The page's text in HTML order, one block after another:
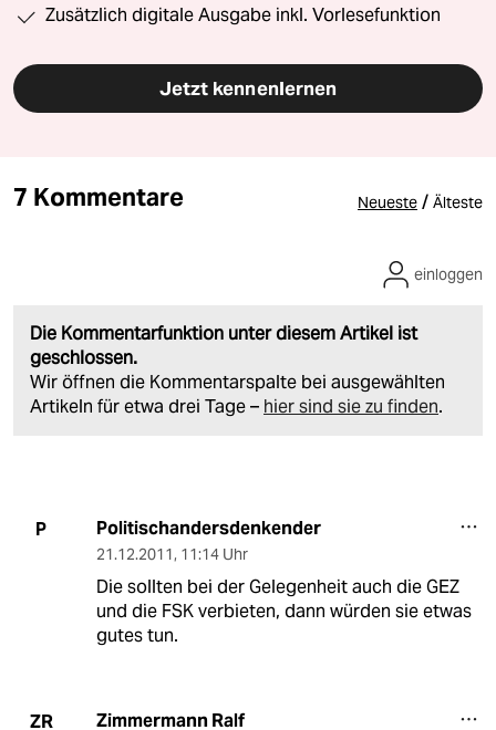
Zusätzlich digitale Ausgabe inkl. Vorlesefunktion
Jetzt kennenlernen
7 Kommentare Neueste / Älteste
Die Kommentarfunktion unter diesem Artikel ist
geschlossen.
Wir öffnen die Kommentarspalte bei ausgewählten
Artikeln für etwa drei Tage – hier sind sie zu finden.
einloggen
P Politischandersdenkender
21.12.2011, 11:14 Uhr
Die sollten bei der Gelegenheit auch die GEZ
und die FSK verbieten, dann würden sie etwas
gutes tun.
ZR Zimmermann Ralf